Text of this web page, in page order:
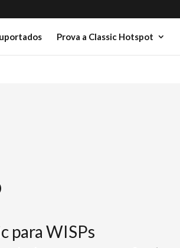
Prova a Classic Hotspot
para WISPs